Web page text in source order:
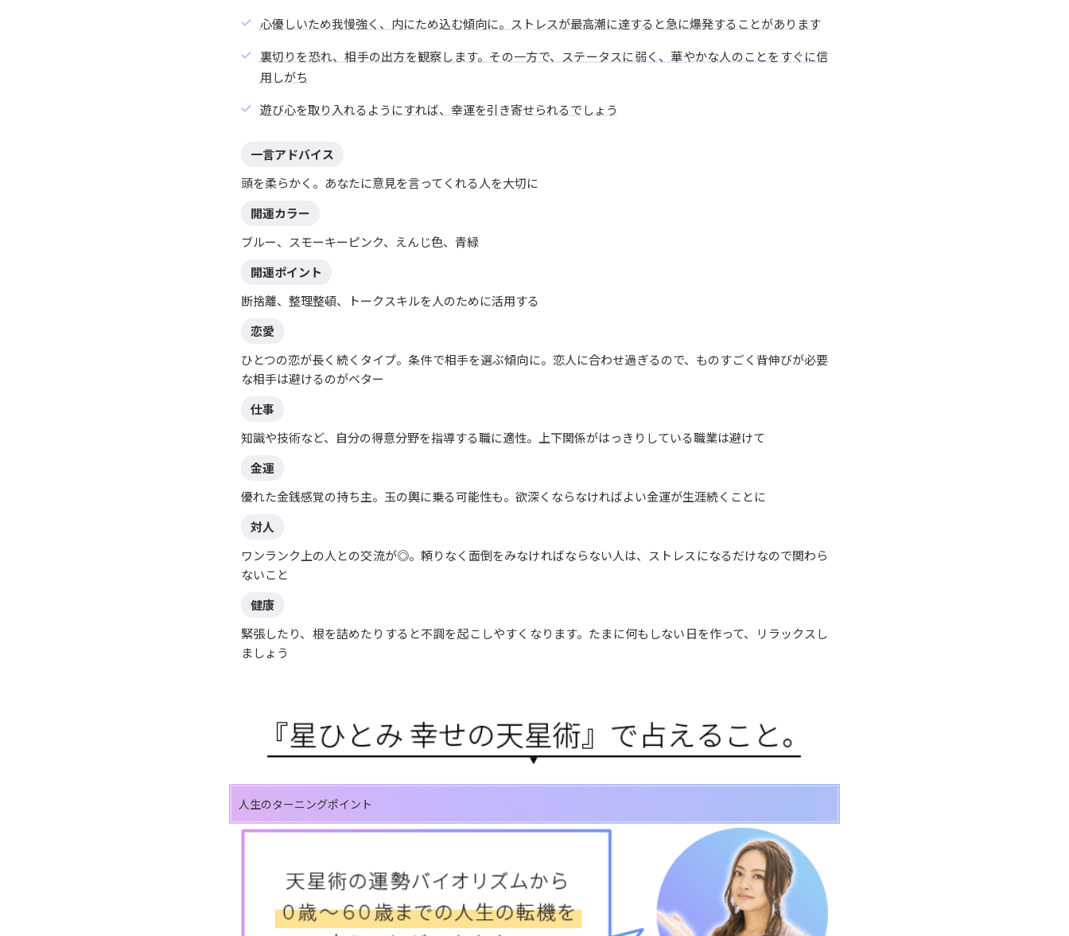
心優しいため我慢強く、内にため込む傾向に。ストレスが最高潮に達すると急に爆発することがあります
裏切りを恐れ、相手の出方を観察します。その一方で、ステータスに弱く、華やかな人のことをすぐに信
用しがち
遊び心を取り入れるようにすれば、幸運を引き寄せられるでしょう
一言アドバイス
頭を柔らかく。あなたに意見を言ってくれる人を大切に
開運カラー
ブルー、スモーキーピンク、えんじ色、青緑
開運ポイント
断捨離、整理整頓、トークスキルを人のために活用する
恋愛
ひとつの恋が長く続くタイプ。条件で相手を選ぶ傾向に。恋人に合わせ過ぎるので、ものすごく背伸びが必要
な相手は避けるのがベター
仕事
知識や技術など、自分の得意分野を指導する職に適性。上下関係がはっきりしている職業は避けて
金運
優れた金銭感覚の持ち主。玉の輿に乗る可能性も。欲深くならなければよい金運が生涯続くことに
対人
ワンランク上の人との交流が◎。頼りなく面倒をみなければならない人は、ストレスになるだけなので関わら
ないこと
健康
緊張したり、根を詰めたりすると不調を起こしやすくなります。たまに何もしない日を作って、リラックスし
ましょう
人生のターニングポイント